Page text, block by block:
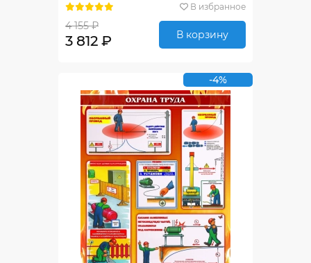
В избранное
4 155 ₽
3 812 ₽ В корзину
-4%